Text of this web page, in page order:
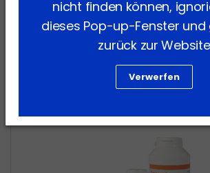
nicht finden können,
dieses Pop-up-Fenster und
zurück zur Website
Verwerfen